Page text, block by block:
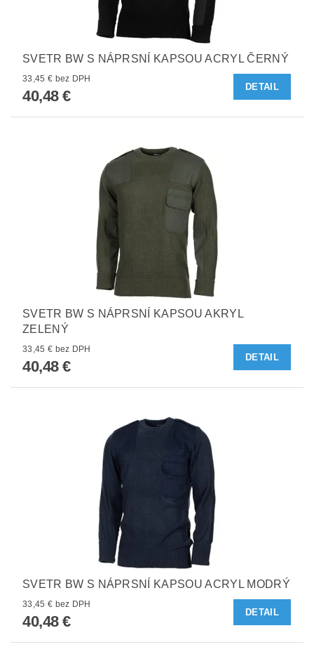
SVETR BW S NÁPRSNÍ KAPSOU ACRYL ČERNÝ
33,45 € bez DPH
40,48 €
DETAIL
SVETR BW S NÁPRSNÍ KAPSOU AKRYL
ZELENÝ
33,45 € bez DPH
40,48 €
DETAIL
SVETR BW S NÁPRSNÍ KAPSOU ACRYL MODRÝ
33,45 € bez DPH
40,48 €
DETAIL